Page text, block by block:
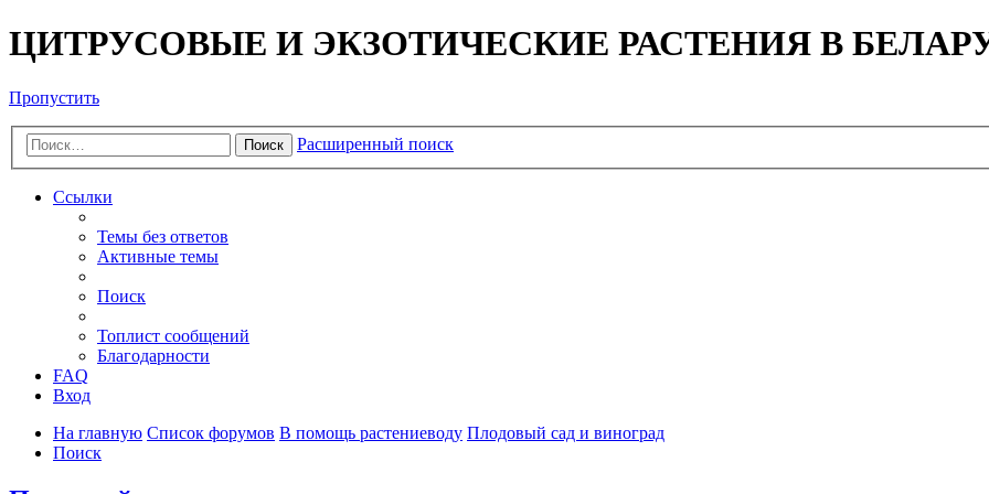
ЦИТРУСОВЫЕ И ЭКЗОТИЧЕСКИЕ РАСТЕНИЯ В
Пропустить
Поиск Расширенный поиск
Ссылки
Темы без ответов
Активные темы
Поиск
Топлист сообщений
Благодарности
FAQ
Вход
На главную Список форумов В помощь растениеводу Плодовый сад и виноград
Поиск